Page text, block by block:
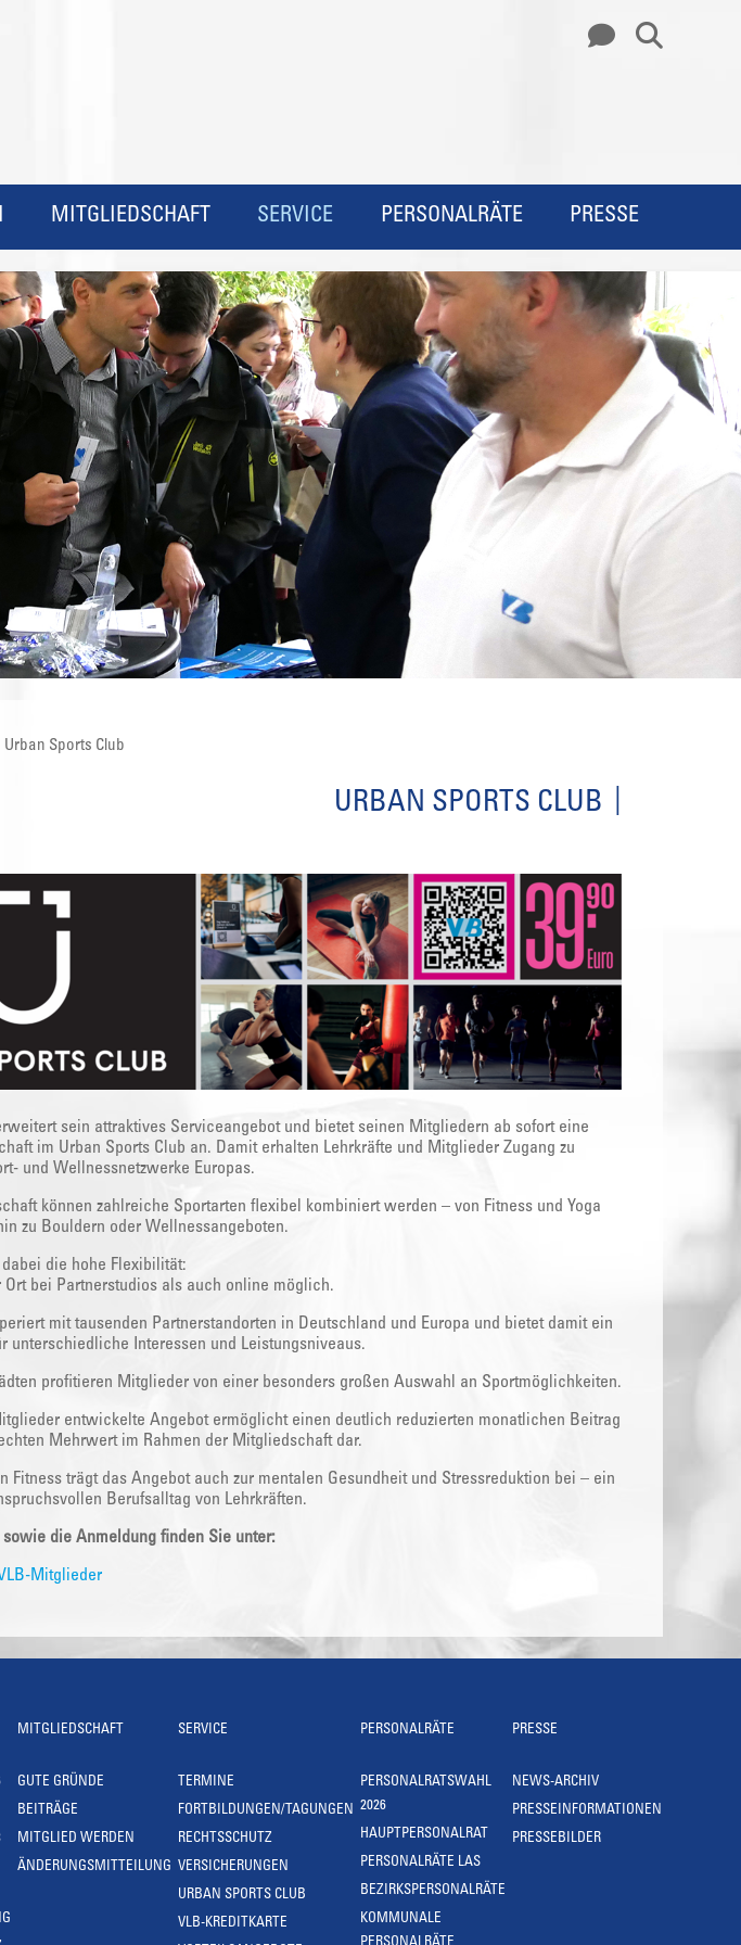
MITGLIEDSCHAFT SERVICE PERSONALRÄTE PRESSE
Urban Sports Club
URBAN SPORTS CLUB
sein attraktives Serviceangebot und bietet seinen Mitgliedern ab sofort eine
im Urban Sports Club an. Damit erhalten Lehrkräfte und Mitglieder Zugang zu
und Wellnessnetzwerke Europas.
können zahlreiche Sportarten flexibel kombiniert werden – von Fitness und Yoga
zu Bouldern oder Wellnessangeboten.
die hohe Flexibilität:
Ort bei Partnerstudios als auch online möglich.
mit tausenden Partnerstandorten in Deutschland und Europa und bietet damit ein
unterschiedliche Interessen und Leistungsniveaus.
profitieren Mitglieder von einer besonders großen Auswahl an Sportmöglichkeiten.
entwickelte Angebot ermöglicht einen deutlich reduzierten monatlichen Beitrag
Mehrwert im Rahmen der Mitgliedschaft dar.
Fitness trägt das Angebot auch zur mentalen Gesundheit und Stressreduktion bei – ein
Berufsalltag von Lehrkräften.
die Anmeldung finden Sie unter:
Mitglieder
MITGLIEDSCHAFT
GUTE GRÜNDE
BEITRÄGE
MITGLIED WERDEN
ÄNDERUNGSMITTEILUNG
SERVICE
TERMINE
FORTBILDUNGEN/TAGUNGEN
RECHTSSCHUTZ
VERSICHERUNGEN
URBAN SPORTS CLUB
VLB-KREDITKARTE
PERSONALRÄTE
PERSONALRATSWAHL
2026
HAUPTPERSONALRAT
PERSONALRÄTE LAS
BEZIRKSPERSONALRÄTE
KOMMUNALE
PRESSE
NEWS-ARCHIV
PRESSEINFORMATIONEN
PRESSEBILDER